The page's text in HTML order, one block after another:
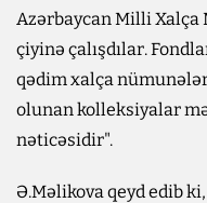
Azərbaycan Milli
çiyinə çalışdılar.
qədim xalça
olunan kolleksiyalar
nəticəsidir".
Ə.Məlikova qeyd edib